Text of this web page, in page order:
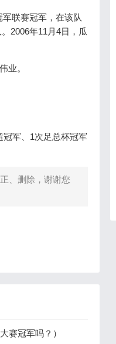
联赛冠军，在该队
2006年11月4日，瓜
业。
冠军、1次足总杯冠军
、删除，谢谢您
赛冠军吗？）